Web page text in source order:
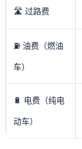
🛣️ 过路费
⛽ 油费（燃油
车）
🔋 电费（纯电
动车）